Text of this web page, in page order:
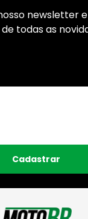
newsletter
todas as
Cadastrar